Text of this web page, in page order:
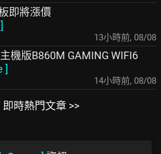
即將漲價
]
13小時前, 08/08
機版B860M GAMING WIFI6
]
14小時前, 08/08
即時熱門文章 >>